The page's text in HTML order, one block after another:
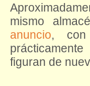
mismo
anuncio, con
figuran de